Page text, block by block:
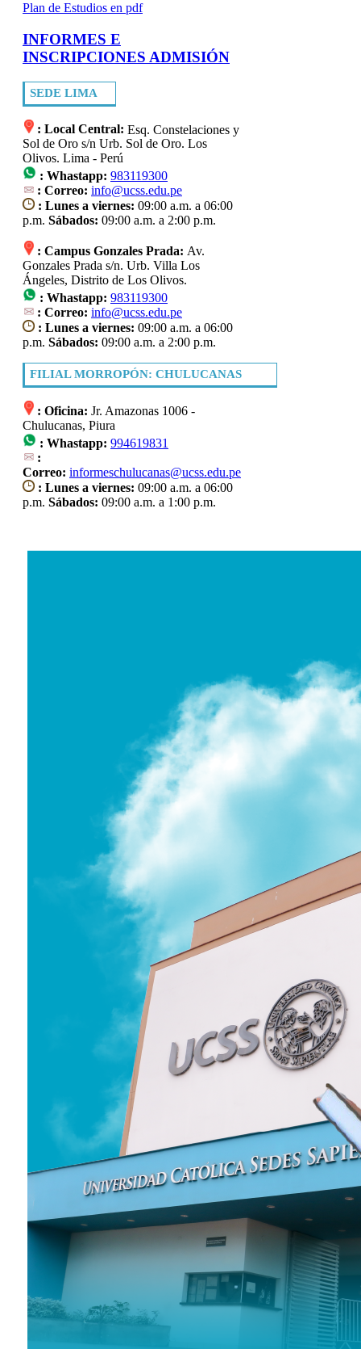
Plan de Estudios en pdf
INFORMES E
INSCRIPCIONES ADMISIÓN
SEDE LIMA
: Local Central: Esq. Constelaciones y
Sol de Oro s/n Urb. Sol de Oro. Los
Olivos. Lima - Perú
: Whastapp: 983119300
: Correo: info@ucss.edu.pe
: Lunes a viernes: 09:00 a.m. a 06:00
p.m. Sábados: 09:00 a.m. a 2:00 p.m.
: Campus Gonzales Prada: Av.
Gonzales Prada s/n. Urb. Villa Los
Ángeles, Distrito de Los Olivos.
: Whastapp: 983119300
: Correo: info@ucss.edu.pe
: Lunes a viernes: 09:00 a.m. a 06:00
p.m. Sábados: 09:00 a.m. a 2:00 p.m.
FILIAL MORROPÓN: CHULUCANAS
: Oficina: Jr. Amazonas 1006 -
Chulucanas, Piura
: Whastapp: 994619831
:
Correo: informeschulucanas@ucss.edu.pe
: Lunes a viernes: 09:00 a.m. a 06:00
p.m. Sábados: 09:00 a.m. a 1:00 p.m.